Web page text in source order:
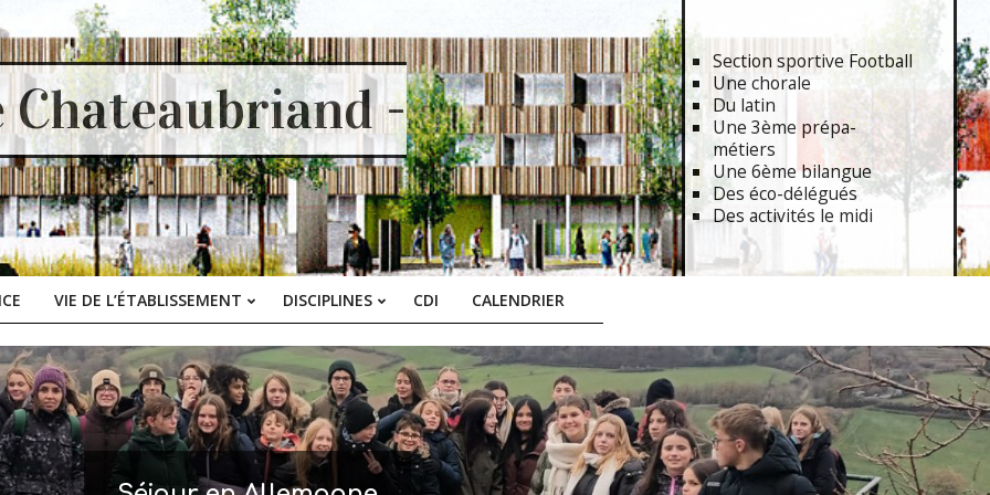
Chateaubriand -
Section sportive Football
Une chorale
Du latin
Une 3ème prépa-
métiers
Une 6ème bilangue
Des éco-délégués
Des activités le midi
Primary
Navigation
Menu
VIE DE L’ÉTABLISSEMENT DISCIPLINES CDI CALENDRIER